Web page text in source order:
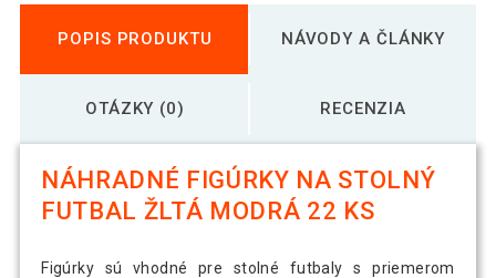
POPIS PRODUKTU NÁVODY A ČLÁNKY
OTÁZKY (0) RECENZIA
NÁHRADNÉ FIGÚRKY NA STOLNÝ
FUTBAL ŽLTÁ MODRÁ 22 KS
Figúrky sú vhodné pre stolné futbaly s priemerom